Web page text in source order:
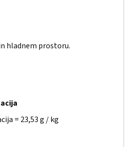
hladnem prostoru.
= 23,53 g / kg